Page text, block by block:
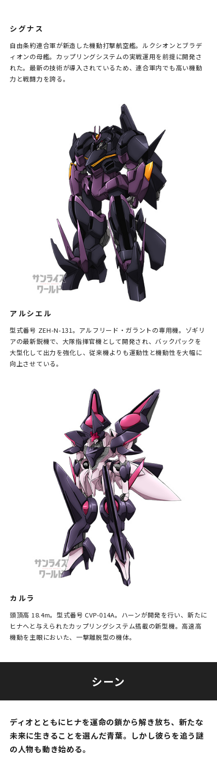
シグナス
自由条約連合軍が新造した機動打撃航空艦。ルクシオンとブラデ
ィオンの母艦。カップリングシステムの実戦運用を前提に開発さ
れた。最新の技術が導入されているため、連合軍内でも高い機動
力と戦闘力を誇る。
アルシエル
型式番号 ZEH-N-131。アルフリード・ガラントの専用機。ゾギリ
アの最新鋭機で、大隊指揮官機として開発され、バックパックを
大型化して出力を強化し、従来機よりも運動性と機動性を大幅に
向上させている。
カルラ
頭頂高 18.4m。型式番号 CVP-014A。ハーンが開発を行い、新たに
ヒナへと与えられたカップリングシステム搭載の新型機。高速高
機動を主眼においた、一撃離脱型の機体。
シーン
ディオとともにヒナを運命の鎖から解き放ち、新たな
未来に生きることを選んだ青葉。しかし彼らを追う謎
の人物も動き始める。